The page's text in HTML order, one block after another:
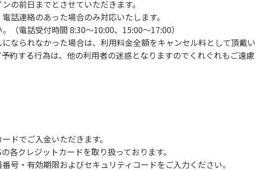
8時30分から午前10時までの間にゴミステーションに出してくだ
いします。
、キャンプファイヤー、打ち上げ式花火、テントサウナの設置
が降ると短時間で増水し、川原で遊んでいると大変危険な状態に
くても、上流で雨が降り急に増水することがあるので、水の濁り
の前日までとさせていただきます。
話連絡のあった場合のみ対応いたします。
（電話受付時間 8:30～10:00、15:00～17:00）
なられなかった場合は、利用料金全額をキャンセル料として頂戴い
約する行為は、他の利用者の迷惑となりますのでくれぐれもご遠慮
ドでご入金いただきます。
各クレジットカードを取り扱っております。
号・有効期限およびセキュリティコードをご入力ください。